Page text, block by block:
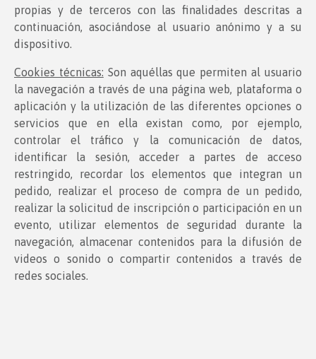
propias y de terceros con las finalidades descritas a
continuación, asociándose al usuario anónimo y a su
dispositivo.
Cookies técnicas: Son aquéllas que permiten al usuario
la navegación a través de una página web, plataforma o
aplicación y la utilización de las diferentes opciones o
servicios que en ella existan como, por ejemplo,
controlar el tráfico y la comunicación de datos,
identificar la sesión, acceder a partes de acceso
restringido, recordar los elementos que integran un
pedido, realizar el proceso de compra de un pedido,
realizar la solicitud de inscripción o participación en un
evento, utilizar elementos de seguridad durante la
navegación, almacenar contenidos para la difusión de
videos o sonido o compartir contenidos a través de
redes sociales.